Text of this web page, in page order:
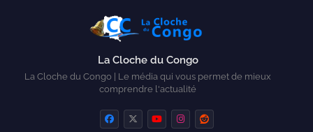
La Cloche du Congo
La Cloche du Congo | Le média qui vous permet de mieux
comprendre l'actualité